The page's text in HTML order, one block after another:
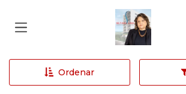
Página
Ordenar